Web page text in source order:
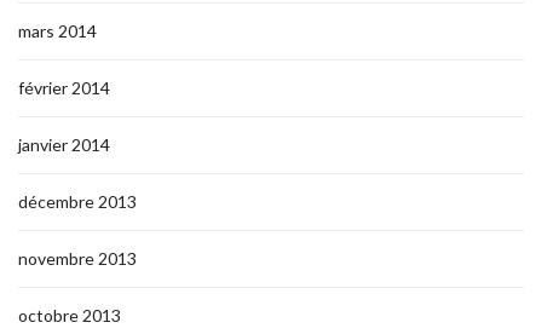
mars 2014
février 2014
janvier 2014
décembre 2013
novembre 2013
octobre 2013